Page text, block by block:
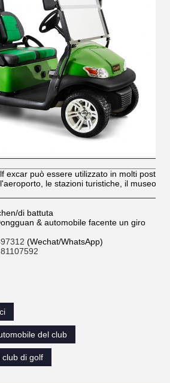
excar può essere utilizzato in molti posti,
le stazioni turistiche, il museo,
di battuta
& automobile facente un giro
(Wechat/WhatsApp)
del club
di golf